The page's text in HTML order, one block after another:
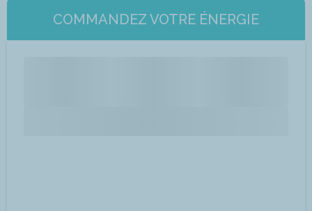
COMMANDEZ VOTRE ÉNERGIE